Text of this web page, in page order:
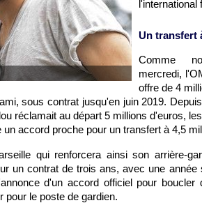
l'international
Un transfert
Comme
mercredi,
offre de 4
sous contrat jusqu'en juin 2019.
réclamait au départ 5 millions d'euros,
accord proche pour un transfert à 4,5
qui renforcera ainsi son arrière-
un contrat de trois ans, avec une année
d'un accord officiel pour boucler
pour le poste de gardien.